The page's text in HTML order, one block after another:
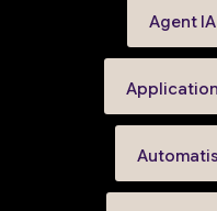
Agent